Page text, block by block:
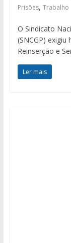
Prisões, Trabalho
O Sindicato
(SNCGP)
Reinserção e
Ler mais